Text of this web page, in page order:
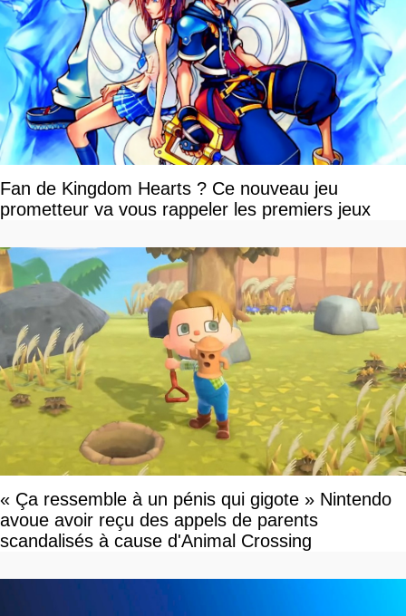
Fan de Kingdom Hearts ? Ce nouveau jeu
prometteur va vous rappeler les premiers jeux
« Ça ressemble à un pénis qui gigote » Nintendo
avoue avoir reçu des appels de parents
scandalisés à cause d'Animal Crossing